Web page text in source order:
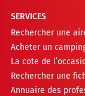
SERVICES
Rechercher une
Acheter un
La cote de
Rechercher une
Annuaire des